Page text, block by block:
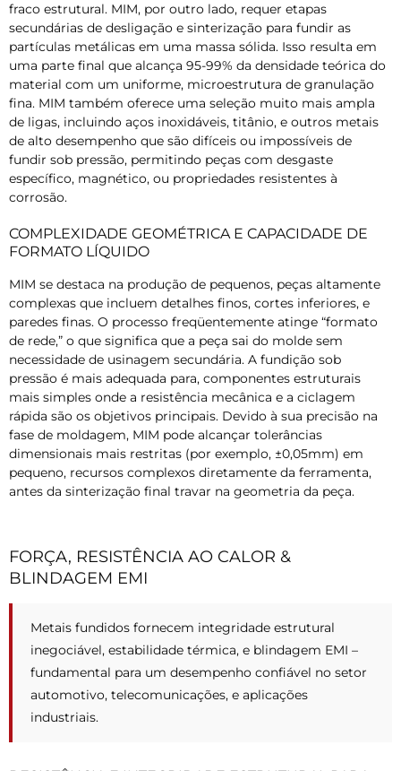
fraco estrutural. MIM, por outro lado, requer etapas
secundárias de desligação e sinterização para fundir as
partículas metálicas em uma massa sólida. Isso resulta em
uma parte final que alcança 95-99% da densidade teórica do
material com um uniforme, microestrutura de granulação
fina. MIM também oferece uma seleção muito mais ampla
de ligas, incluindo aços inoxidáveis, titânio, e outros metais
de alto desempenho que são difíceis ou impossíveis de
fundir sob pressão, permitindo peças com desgaste
específico, magnético, ou propriedades resistentes à
corrosão.
COMPLEXIDADE GEOMÉTRICA E CAPACIDADE DE
FORMATO LÍQUIDO
MIM se destaca na produção de pequenos, peças altamente
complexas que incluem detalhes finos, cortes inferiores, e
paredes finas. O processo freqüentemente atinge “formato
de rede,” o que significa que a peça sai do molde sem
necessidade de usinagem secundária. A fundição sob
pressão é mais adequada para, componentes estruturais
mais simples onde a resistência mecânica e a ciclagem
rápida são os objetivos principais. Devido à sua precisão na
fase de moldagem, MIM pode alcançar tolerâncias
dimensionais mais restritas (por exemplo, ±0,05mm) em
pequeno, recursos complexos diretamente da ferramenta,
antes da sinterização final travar na geometria da peça.
FORÇA, RESISTÊNCIA AO CALOR &
BLINDAGEM EMI
Metais fundidos fornecem integridade estrutural
inegociável, estabilidade térmica, e blindagem EMI –
fundamental para um desempenho confiável no setor
automotivo, telecomunicações, e aplicações
industriais.